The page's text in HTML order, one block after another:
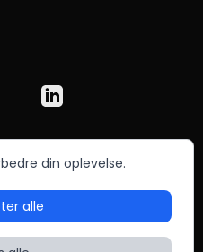
Betingelser
Sitemap
din oplevelse.
alle